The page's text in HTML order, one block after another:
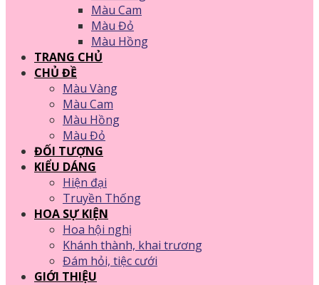
Màu Cam
Màu Đỏ
Màu Hồng
TRANG CHỦ
CHỦ ĐỀ
Màu Vàng
Màu Cam
Màu Hồng
Màu Đỏ
ĐỐI TƯỢNG
KIỂU DÁNG
Hiện đại
Truyền Thống
HOA SỰ KIỆN
Hoa hội nghị
Khánh thành, khai trương
Đám hỏi, tiệc cưới
GIỚI THIỆU